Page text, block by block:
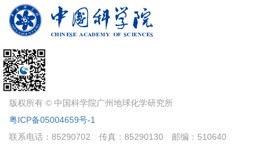
版权所有 © 中国科学院广州地球化学研究所
粤ICP备05004659号-1
联系电话：85290702
传真：85290130 邮编：510640